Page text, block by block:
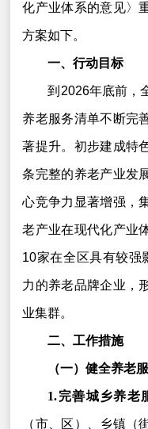
化产业体系的意见〉
方案如下。
一、行动目标
到2026年底前，
养老服务清单不断完
著提升。初步建成特
条完整的养老产业发
心竞争力显著增强，
老产业在现代化产业
10家在全区具有较强
力的养老品牌企业，
业集群。
二、工作措施
（一）健全养老
1.完善城乡养老
（市、区）、乡镇（